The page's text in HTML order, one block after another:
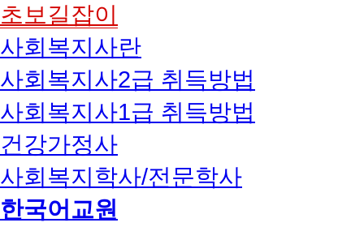
초보길잡이
사회복지사란
사회복지사2급 취득방법
사회복지사1급 취득방법
건강가정사
사회복지학사/전문학사
한국어교원